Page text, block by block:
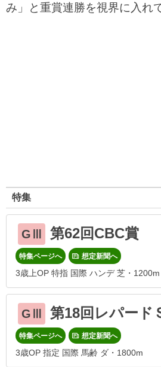
み」と重賞連勝を視界に入れ
特集
GⅢ 第62回CBC賞
特集ページへ 想定新聞へ
3歳上OP 特指 国際 ハンデ 芝・1200m
GⅢ 第18回レパード
特集ページへ 想定新聞へ
3歳OP 指定 国際 馬齢 ダ・1800m